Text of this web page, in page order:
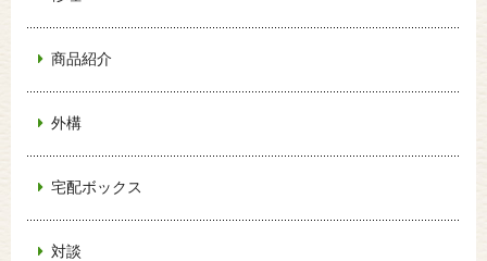
商品紹介
外構
宅配ボックス
対談